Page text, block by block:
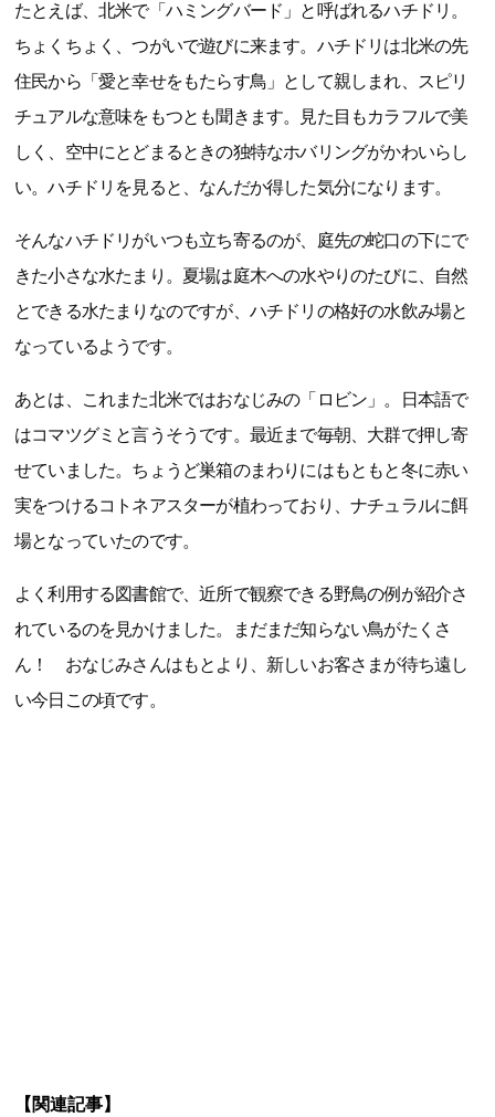
たとえば、北米で「ハミングバード」と呼ばれるハチドリ。
ちょくちょく、つがいで遊びに来ます。ハチドリは北米の先
住民から「愛と幸せをもたらす鳥」として親しまれ、スピリ
チュアルな意味をもつとも聞きます。見た目もカラフルで美
しく、空中にとどまるときの独特なホバリングがかわいらし
い。ハチドリを見ると、なんだか得した気分になります。
そんなハチドリがいつも立ち寄るのが、庭先の蛇口の下にで
きた小さな水たまり。夏場は庭木への水やりのたびに、自然
とできる水たまりなのですが、ハチドリの格好の水飲み場と
なっているようです。
あとは、これまた北米ではおなじみの「ロビン」。日本語で
はコマツグミと言うそうです。最近まで毎朝、大群で押し寄
せていました。ちょうど巣箱のまわりにはもともと冬に赤い
実をつけるコトネアスターが植わっており、ナチュラルに餌
場となっていたのです。
よく利用する図書館で、近所で観察できる野鳥の例が紹介さ
れているのを見かけました。まだまだ知らない鳥がたくさ
ん！ おなじみさんはもとより、新しいお客さまが待ち遠し
い今日この頃です。
【関連記事】